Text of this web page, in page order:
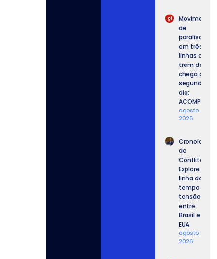
Movimento
de
paralisação
em três
linhas de
trem de SP
chega ao
segundo
dia;
ACOMPANHE.
agosto 6,
2026
Cronologia
de
Conflitos:
Explore a
linha do
tempo da
tensão
entre
Brasil e
EUA
agosto 5,
2026